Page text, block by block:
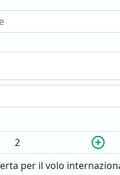
per il volo